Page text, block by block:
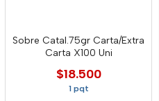
Sobre Catal.75gr Carta/Extra
Carta X100 Uni
$18.500
1 pqt